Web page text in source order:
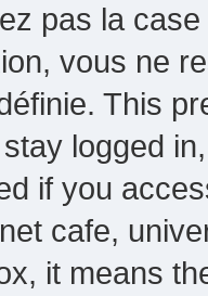
pas la case
vous ne
This
logged
if you
cafe,
it means